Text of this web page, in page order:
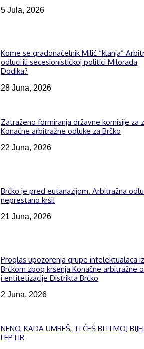
5 Jula, 2026
Kome se gradonačelnik Milić “klanja”
odluci ili secesionističkoj politici Milorada
Dodika?
28 Juna, 2026
Zatraženo formiranja državne komisije za
Konačne arbitražne odluke za Brčko
22 Juna, 2026
Brčko je pred eutanazijom. Arbitražna
neprestano krši!
21 Juna, 2026
Proglas upozorenja grupe intelektualaca
Brčkom zbog kršenja Konačne arbitražne
i entitetizacije Distrikta Brčko
2 Juna, 2026
NENO, KADA UMREŠ, TI ĆEŠ BITI MOJ
LEPTIR